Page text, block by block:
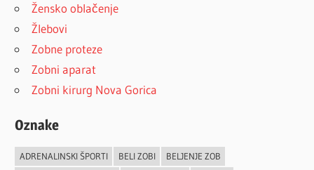
Žensko oblačenje
Žlebovi
Zobne proteze
Zobni aparat
Zobni kirurg Nova Gorica
Oznake
ADRENALINSKI ŠPORTI BELI ZOBI
BELJENJE ZOB